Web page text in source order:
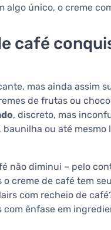
algo único, o creme
café
mas ainda assim
de frutas ou
, discreto, mas
baunilha ou até
não diminui – pelo
creme de café tem
com recheio de
ênfase em